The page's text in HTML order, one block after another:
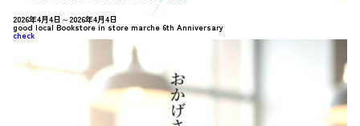
2026年4月4日～2026年4月4日
good local Bookstore in store marche 6th Anniversary
check